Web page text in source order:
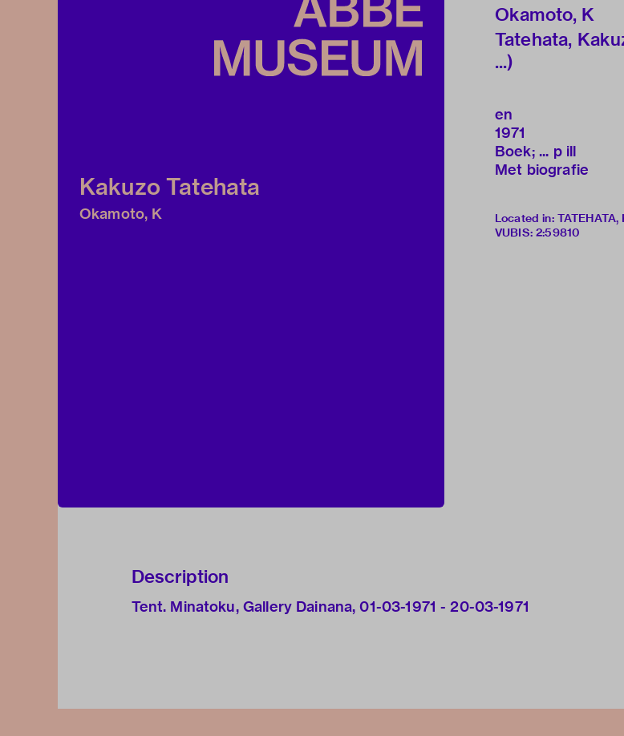
Kakuzo Tatehata
Okamoto, K
Okamoto, K
Tatehata,
...)
en
1971
Boek; ... p ill
Met biografie
Located in: TATEHATA,
VUBIS: 2:59810
Description
Tent. Minatoku, Gallery Dainana, 01-03-1971 - 20-03-1971